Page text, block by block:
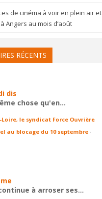
de cinéma à voir en plein air et
Angers au mois d’août
RÉCENTS
dis
chose qu'en…
Loire, le syndicat Force Ouvrière
au blocage du 10 septembre ·
à arroser ses…